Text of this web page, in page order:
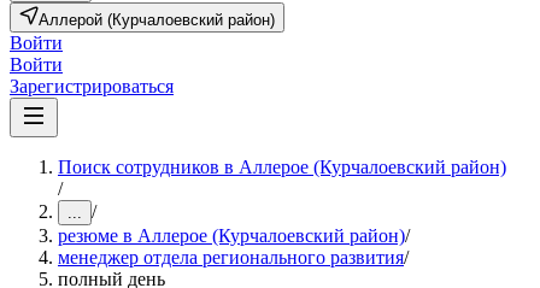
Аллерой (Курчалоевский район)
Войти
Войти
Зарегистрироваться
Поиск сотрудников в Аллерое (Курчалоевский район)
/
... /
резюме в Аллерое (Курчалоевский район)/
менеджер отдела регионального развития/
полный день